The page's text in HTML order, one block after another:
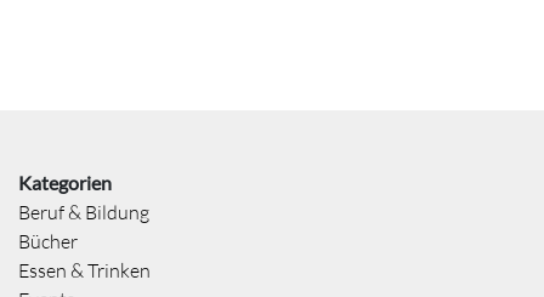
Kategorien
Beruf & Bildung
Bücher
Essen & Trinken